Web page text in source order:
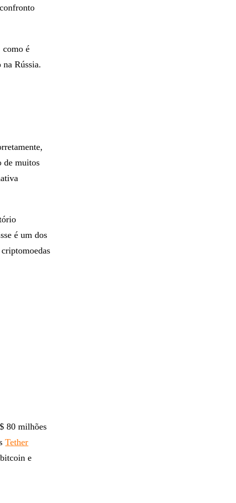
como é
Rússia.
de muitos
é um dos
80 milhões
Tether
e